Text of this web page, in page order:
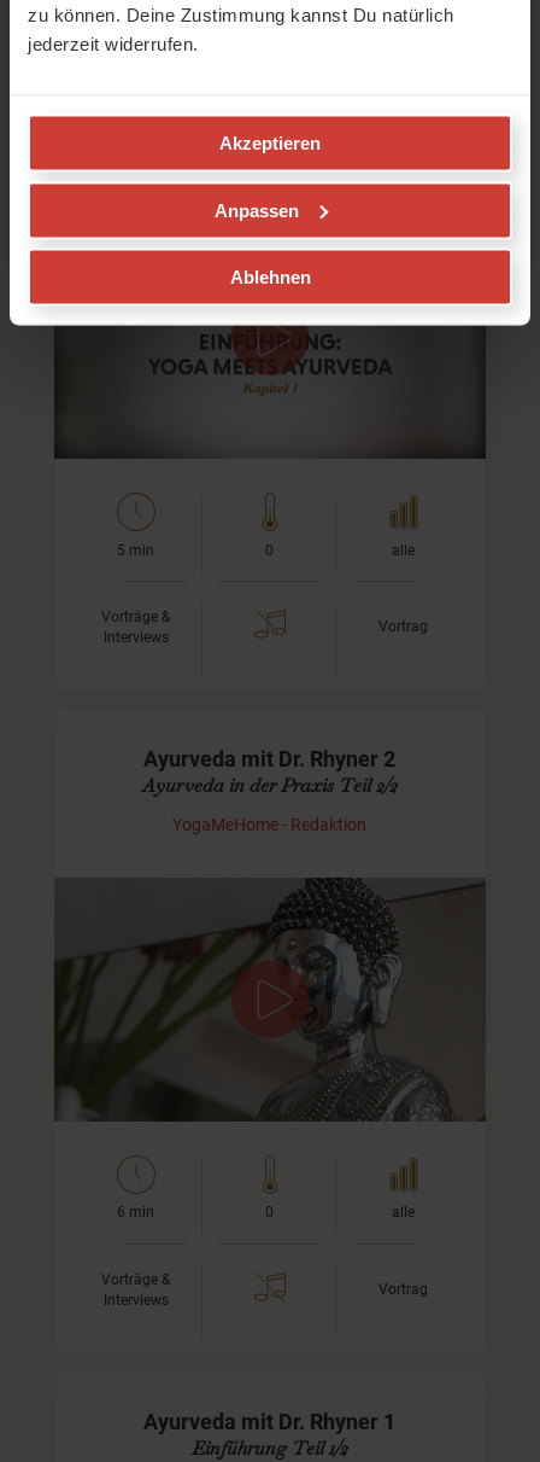
zu können. Deine Zustimmung kannst Du natürlich
jederzeit widerrufen.
Akzeptieren
Anpassen
Ablehnen
Kapitel 1 - Einführung in den Kurs
Einführung in Yoga meets Ayurveda
Dies ist das erste Video des 10tägigen Programmes
"Yoga meets Ayurveda". Zum gesamten Programm
gelangst Du durch Klick auf den roten Link direkt unter
dem Video.
5 min 0 alle
Vorträge &
Interviews
Vortrag
Ayurveda mit Dr. Rhyner 2
Ayurveda in der Praxis Teil 2/2
YogaMeHome - Redaktion
Wie funktioniert Ayurveda heute?
Hier ist der zweite Teil der "Einführung in Ayurveda".
Dieses Mal geht Dr. Hans Rhyner vom ayurvedischen
Zentrum in Wien auf die möglichen
Behandlungsmethoden ein…
6 min 0 alle
Vorträge &
Interviews
Vortrag
Ayurveda mit Dr. Rhyner 1
Einführung Teil 1/2